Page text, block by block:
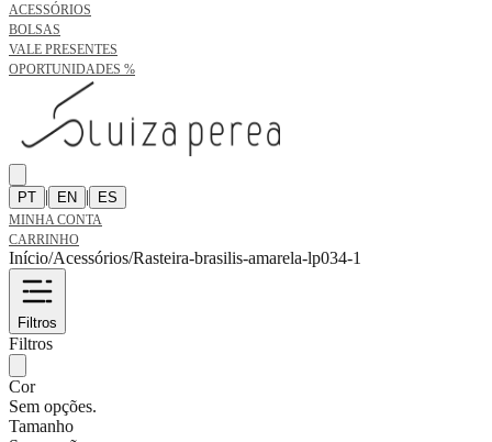
ACESSÓRIOS
BOLSAS
VALE PRESENTES
OPORTUNIDADES %
PT | EN | ES
MINHA CONTA
CARRINHO
Início/Acessórios/Rasteira-brasilis-amarela-lp034-1
Filtros
Filtros
Cor
Sem opções.
Tamanho